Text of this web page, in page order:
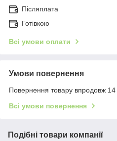
Післяплата
Готівкою
Всі умови оплати
Умови повернення
Повернення товару впродовж 14
Всі умови повернення
Подібні товари компанії